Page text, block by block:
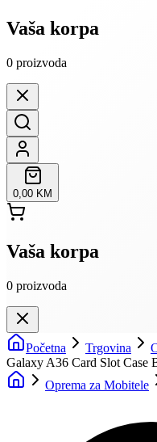
Vaša korpa
0 proizvoda
0,00 KM
Vaša korpa
0 proizvoda
Početna Trgovina
Galaxy A36 Card Slot Case
Oprema za Mobitele